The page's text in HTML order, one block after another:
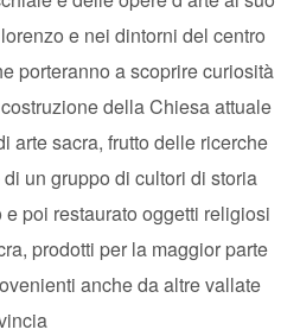
e nei dintorni del centro
porteranno a scoprire curiosità
della Chiesa attuale
arte sacra, frutto delle ricerche
un gruppo di cultori di storia
poi restaurato oggetti religiosi
prodotti per la maggior parte
anche da altre vallate